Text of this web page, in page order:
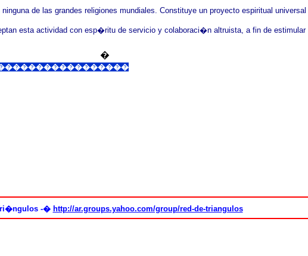
de las grandes religiones mundiales. Constituye un proyecto espiritual
esta actividad con esp�ritu de servicio y colaboraci�n altruista, a fin de
�
-� http://ar.groups.yahoo.com/group/red-de-triangulos